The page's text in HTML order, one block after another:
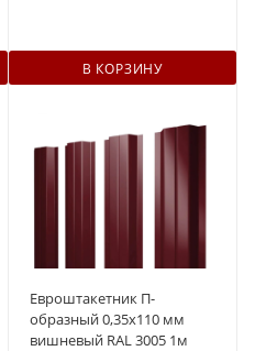
В КОРЗИНУ
Евроштакетник П-
образный 0,35x110 мм
вишневый RAL 3005 1м